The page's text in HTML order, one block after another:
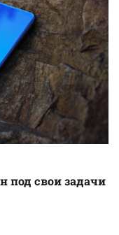
под свои задачи